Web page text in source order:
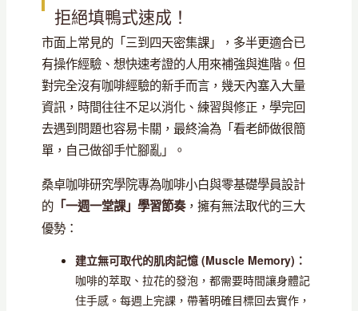
拒絕填鴨式速成！
市面上常見的「三到四天密集課」，多半更適合已
有操作經驗、想快速考證的人用來補強與進階。但
對完全沒有咖啡經驗的新手而言，幾天內塞入大量
資訊，時間往往不足以消化、練習與修正，學完回
去遇到問題也容易卡關，最終淪為「看老師做很簡
單，自己做卻手忙腳亂」。
桑卓咖啡研究學院專為咖啡小白與零基礎學員設計
的「一週一堂課」學習節奏，擁有無法取代的三大
優勢：
建立無可取代的肌肉記憶 (Muscle Memory)：
咖啡的萃取、拉花的發泡，都需要時間讓身體記
住手感。每週上完課，帶著明確目標回去實作，